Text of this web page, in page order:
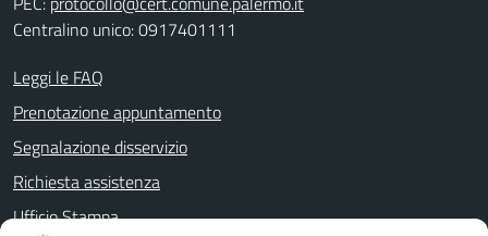
Centralino unico: 0917401111
Leggi le FAQ
Prenotazione appuntamento
Segnalazione disservizio
Richiesta assistenza
Ufficio Stampa